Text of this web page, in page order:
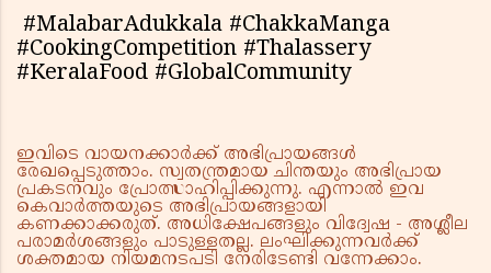
#MalabarAdukkala #ChakkaManga
#CookingCompetition #Thalassery
#KeralaFood #GlobalCommunity
ഇവിടെ വായനക്കാർക്ക് അഭിപ്രായങ്ങൾ
രേഖപ്പെടുത്താം. സ്വതന്ത്രമായ ചിന്തയും അഭിപ്രായ
പ്രകടനവും പ്രോത്സാഹിപ്പിക്കുന്നു. എന്നാൽ ഇവ
കെവാർത്തയുടെ അഭിപ്രായങ്ങളായി
കണക്കാക്കരുത്. അധിക്ഷേപങ്ങളും വിദ്വേഷ - അശ്ലീല
പരാമർശങ്ങളും പാടുള്ളതല്ല. ലംഘിക്കുന്നവർക്ക്
ശക്തമായ നിയമനടപടി നേരിടേണ്ടി വന്നേക്കാം.